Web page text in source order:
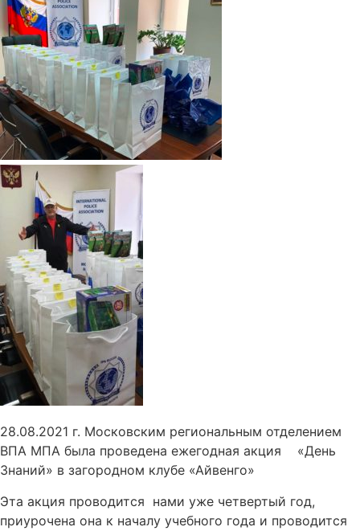
28.08.2021 г. Московским региональным отделением
ВПА МПА была проведена ежегодная акция «День
Знаний» в загородном клубе «Айвенго»
Эта акция проводится нами уже четвертый год,
приурочена она к началу учебного года и проводится